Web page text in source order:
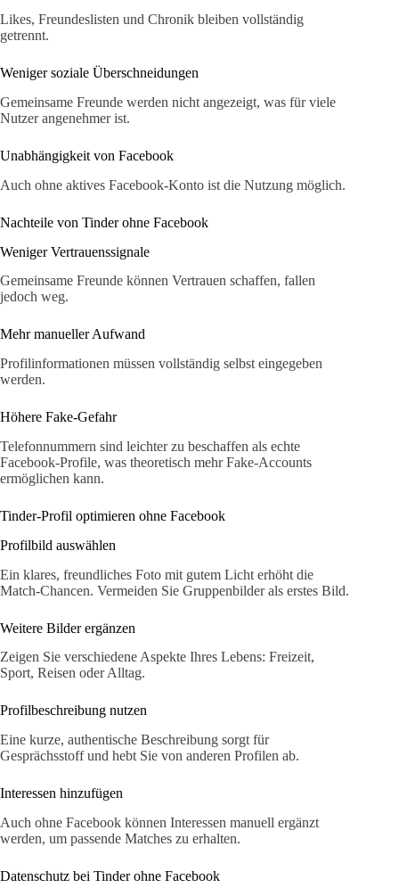
Likes, Freundeslisten und Chronik bleiben vollständig
getrennt.
Weniger soziale Überschneidungen
Gemeinsame Freunde werden nicht angezeigt, was für viele
Nutzer angenehmer ist.
Unabhängigkeit von Facebook
Auch ohne aktives Facebook-Konto ist die Nutzung möglich.
Nachteile von Tinder ohne Facebook
Weniger Vertrauenssignale
Gemeinsame Freunde können Vertrauen schaffen, fallen
jedoch weg.
Mehr manueller Aufwand
Profilinformationen müssen vollständig selbst eingegeben
werden.
Höhere Fake-Gefahr
Telefonnummern sind leichter zu beschaffen als echte
Facebook-Profile, was theoretisch mehr Fake-Accounts
ermöglichen kann.
Tinder-Profil optimieren ohne Facebook
Profilbild auswählen
Ein klares, freundliches Foto mit gutem Licht erhöht die
Match-Chancen. Vermeiden Sie Gruppenbilder als erstes Bild.
Weitere Bilder ergänzen
Zeigen Sie verschiedene Aspekte Ihres Lebens: Freizeit,
Sport, Reisen oder Alltag.
Profilbeschreibung nutzen
Eine kurze, authentische Beschreibung sorgt für
Gesprächsstoff und hebt Sie von anderen Profilen ab.
Interessen hinzufügen
Auch ohne Facebook können Interessen manuell ergänzt
werden, um passende Matches zu erhalten.
Datenschutz bei Tinder ohne Facebook